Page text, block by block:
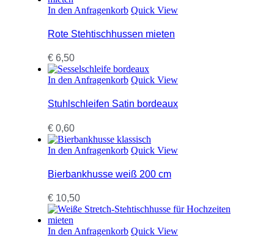
In den Anfragenkorb Quick View
Rote Stehtischhussen mieten
€ 6,50
In den Anfragenkorb Quick View
Stuhlschleifen Satin bordeaux
€ 0,60
In den Anfragenkorb Quick View
Bierbankhusse weiß 200 cm
€ 10,50
In den Anfragenkorb Quick View